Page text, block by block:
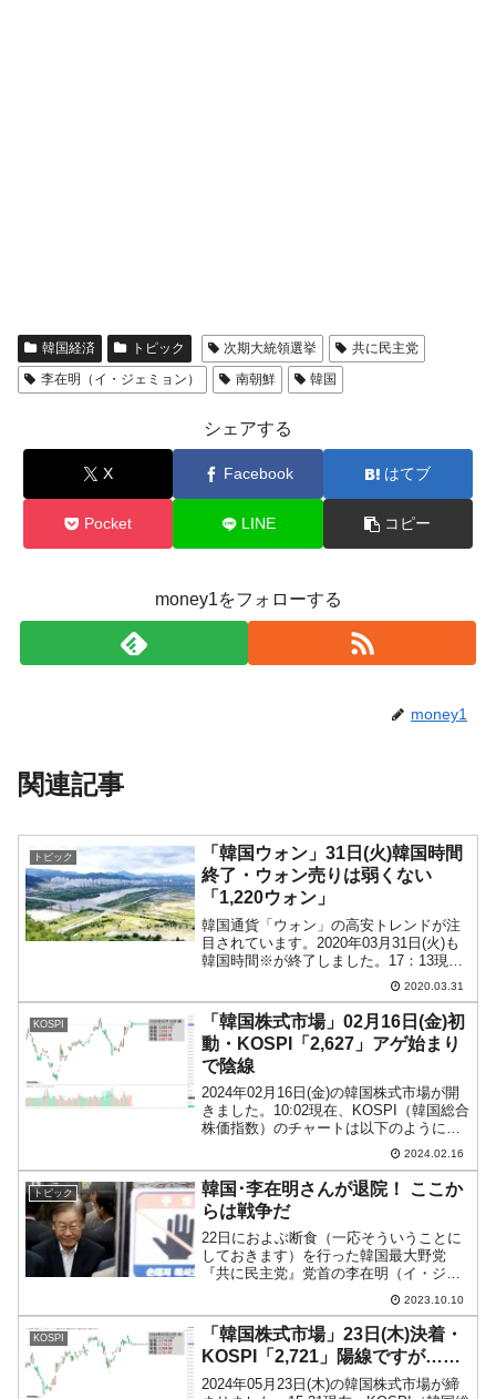
韓国経済 トピック 次期大統領選挙
共に民主党
李在明（イ・ジェミョン）
南朝鮮 韓国
シェアする
X Facebook はてブ
Pocket LINE コピー
money1をフォローする
money1
関連記事
トピック
「韓国ウォン」31日(火)韓国時間
終了・ウォン売りは弱くない
「1,220ウォン」
韓国通貨「ウォン」の高安トレンドが注
目されています。2020年03月31日(火)も
韓国時間※が終了しました。17：13現在
（日本時間）、ドルウォンチャートは以
下のようになっています（チャートは
『Investing.com』より引用）。現在陰...
2020.03.31
KOSPI
「韓国株式市場」02月16日(金)初
動・KOSPI「2,627」アゲ始まり
で陰線
2024年02月16日(金)の韓国株式市場が開
きました。10:02現在、KOSPI（韓国総合
株価指数）のチャートは以下のようにな
『Investing.com』より引用）。上げて始
まりましたが陰線です。KOSPIは「2,...
2024.02.16
トピック
韓国･李在明さんが退院！ ここか
らは戦争だ
22日におよぶ断食（一応そういうことに
しておきます）を行った韓国最大野党
『共に民主党』党首の李在明（イ・ジェ
ミョン）さんは、体調を悪くして入院。
2023年10月09日午後に無事退院となりま
した。以降は自宅静養を行う予定です
が、退院して自宅へ...
2023.10.10
KOSPI
「韓国株式市場」23日(木)決着・
KOSPI「2,721」陽線ですが……
2024年05月23日(木)の韓国株式市場が締